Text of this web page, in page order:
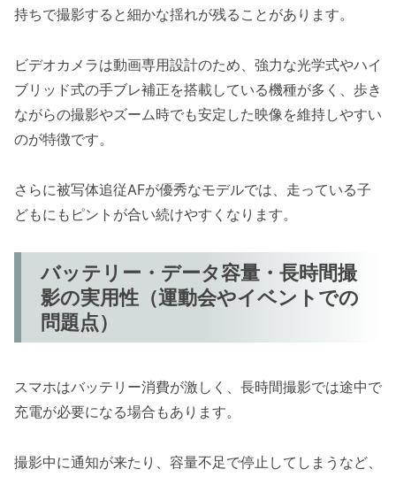
持ちで撮影すると細かな揺れが残ることがあります。
ビデオカメラは動画専用設計のため、強力な光学式やハイ
ブリッド式の手ブレ補正を搭載している機種が多く、歩き
ながらの撮影やズーム時でも安定した映像を維持しやすい
のが特徴です。
さらに被写体追従AFが優秀なモデルでは、走っている子
どもにもピントが合い続けやすくなります。
バッテリー・データ容量・長時間撮
影の実用性（運動会やイベントでの
問題点）
スマホはバッテリー消費が激しく、長時間撮影では途中で
充電が必要になる場合もあります。
撮影中に通知が来たり、容量不足で停止してしまうなど、